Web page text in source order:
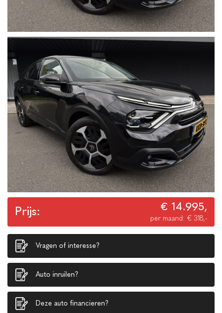
Prijs: € 14.995,
per maand: € 318,-
Vragen of interesse?
Auto inruilen?
Deze auto financieren?